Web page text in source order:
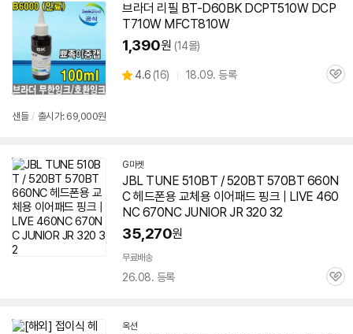
브라더 리필 BT-D60BK DCPT510W DCP
T710W MFCT810W
1,390원 (14몰)
별
4.6 (상
16) 18.09. 등록
관
샌들 / 출시가: 69,000원
G마켓
JBL TUNE 510BT / 520BT 570BT 660N
C 헤드폰용 교체용 이어패드 핑크 | LIVE 460
NC 670NC JUNIOR JR 320 32
35,270원
무료배송
26.08. 등록
관
옥션